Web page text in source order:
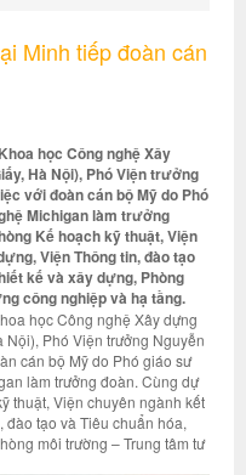
Minh tiếp đoàn cán
học Công nghệ Xây
Hà Nội), Phó Viện trưởng
với đoàn cán bộ Mỹ do Phó
Michigan làm trưởng
Kế hoạch kỹ thuật, Viện
Viện Thông tin, đào tạo
kế và xây dựng, Phòng
công nghiệp và hạ tầng.
học Công nghệ Xây dựng
Nội), Phó Viện trưởng Nguyễn
cán bộ Mỹ do Phó giáo sư
làm trưởng đoàn. Cùng dự
thuật, Viện chuyên ngành kết
tạo và Tiêu chuẩn hóa,
môi trường – Trung tâm tư